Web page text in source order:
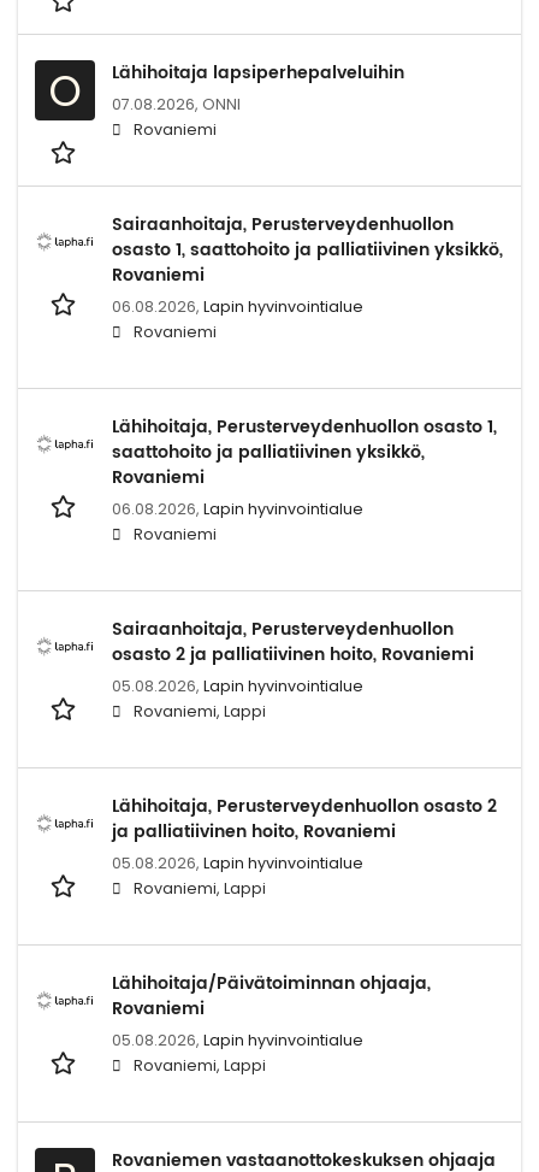
O Lähihoitaja lapsiperhepalveluihin
07.08.2026, ONNI
Rovaniemi
Sairaanhoitaja, Perusterveydenhuollon
osasto 1, saattohoito ja palliatiivinen yksikkö,
Rovaniemi
06.08.2026, Lapin hyvinvointialue
Rovaniemi
Lähihoitaja, Perusterveydenhuollon osasto 1,
saattohoito ja palliatiivinen yksikkö,
Rovaniemi
06.08.2026, Lapin hyvinvointialue
Rovaniemi
Sairaanhoitaja, Perusterveydenhuollon
osasto 2 ja palliatiivinen hoito, Rovaniemi
05.08.2026, Lapin hyvinvointialue
Rovaniemi, Lappi
Lähihoitaja, Perusterveydenhuollon osasto 2
ja palliatiivinen hoito, Rovaniemi
05.08.2026, Lapin hyvinvointialue
Rovaniemi, Lappi
Lähihoitaja/Päivätoiminnan ohjaaja,
Rovaniemi
05.08.2026, Lapin hyvinvointialue
Rovaniemi, Lappi
Rovaniemen vastaanottokeskuksen ohjaaja